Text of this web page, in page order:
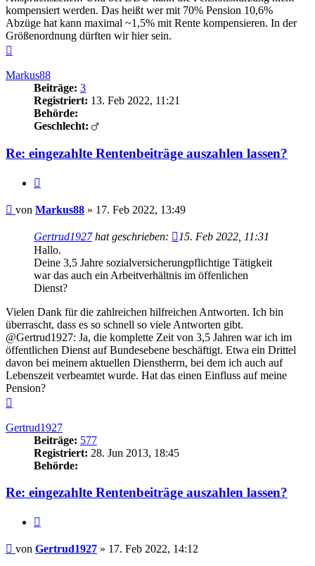
kompensiert werden. Das heißt wer mit 70% Pension 10,6%
Abzüge hat kann maximal ~1,5% mit Rente kompensieren. In der
Größenordnung dürften wir hier sein.
Markus88
Beiträge: 3
Registriert: 13. Feb 2022, 11:21
Behörde:
Geschlecht:
Re: eingezahlte Rentenbeiträge auszahlen lassen?
Beitrag
von Markus88 » 17. Feb 2022, 13:49
Gertrud1927hat geschrieben:
15. Feb 2022, 11:31
Hallo.
Deine 3,5 Jahre sozialversicherungpflichtige Tätigkeit
war das auch ein Arbeitverhältnis im öffenlichen
Dienst?
Vielen Dank für die zahlreichen hilfreichen Antworten. Ich bin
überrascht, dass es so schnell so viele Antworten gibt.
@Gertrud1927: Ja, die komplette Zeit von 3,5 Jahren war ich im
öffentlichen Dienst auf Bundesebene beschäftigt. Etwa ein Drittel
davon bei meinem aktuellen Dienstherrn, bei dem ich auch auf
Lebenszeit verbeamtet wurde. Hat das einen Einfluss auf meine
Pension?
Gertrud1927
Beiträge: 577
Registriert: 28. Jun 2013, 18:45
Behörde:
Re: eingezahlte Rentenbeiträge auszahlen lassen?
Beitrag
von Gertrud1927 » 17. Feb 2022, 14:12